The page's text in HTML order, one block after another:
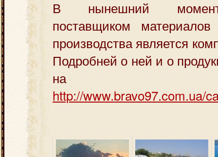
В нынешний
поставщиком
производства является
Подробней о ней и о
на
http://www.bravo97.com.ua/